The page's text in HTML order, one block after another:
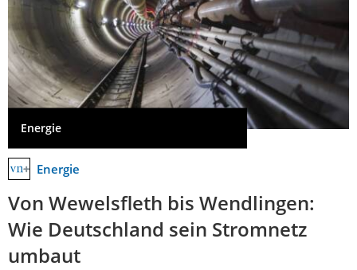
Energie
Energie
Von Wewelsfleth bis Wendlingen:
Wie Deutschland sein Stromnetz
umbaut